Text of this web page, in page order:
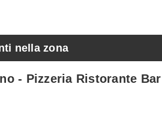
nella zona
- Pizzeria Ristorante Bar